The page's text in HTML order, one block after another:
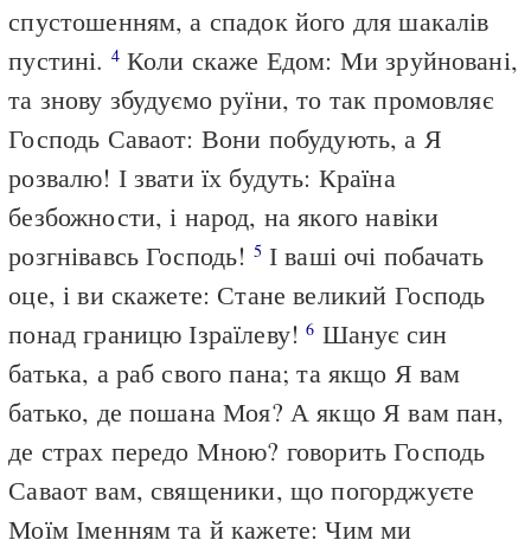
спустошенням, а спадок його для шакалів
пустині. 4Коли скаже Едом: Ми зруйновані,
та знову збудуємо руїни, то так промовляє
Господь Саваот: Вони побудують, а Я
розвалю! І звати їх будуть: Країна
безбожности, і народ, на якого навіки
розгнівавсь Господь! 5 І ваші очі побачать
оце, і ви скажете: Стане великий Господь
понад границю Ізраїлеву!6 Шанує син
батька, а раб свого пана; та якщо Я вам
батько, де пошана Моя? А якщо Я вам пан,
де страх передо Мною? говорить Господь
Саваот вам, священики, що погорджуєте
Моїм Іменням та й кажете: Чим ми